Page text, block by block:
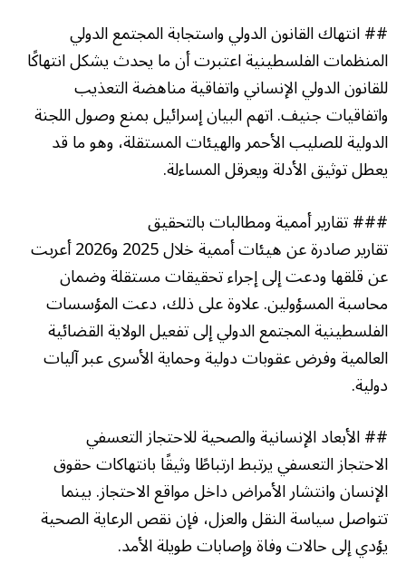
## انتهاك القانون الدولي واستجابة المجتمع الدولي
المنظمات الفلسطينية اعتبرت أن ما يحدث يشكل انتهاكًا
للقانون الدولي الإنساني واتفاقية مناهضة التعذيب
واتفاقيات جنيف. اتهم البيان إسرائيل بمنع وصول اللجنة
الدولية للصليب الأحمر والهيئات المستقلة، وهو ما قد
يعطل توثيق الأدلة ويعرقل المساءلة.
### تقارير أممية ومطالبات بالتحقيق
تقارير صادرة عن هيئات أممية خلال 2025 و2026 أعربت
عن قلقها ودعت إلى إجراء تحقيقات مستقلة وضمان
محاسبة المسؤولين. علاوة على ذلك، دعت المؤسسات
الفلسطينية المجتمع الدولي إلى تفعيل الولاية القضائية
العالمية وفرض عقوبات دولية وحماية الأسرى عبر آليات
دولية.
## الأبعاد الإنسانية والصحية للاحتجاز التعسفي
الاحتجاز التعسفي يرتبط ارتباطًا وثيقًا بانتهاكات حقوق
الإنسان وانتشار الأمراض داخل مواقع الاحتجاز. بينما
تتواصل سياسة النقل والعزل، فإن نقص الرعاية الصحية
يؤدي إلى حالات وفاة وإصابات طويلة الأمد.